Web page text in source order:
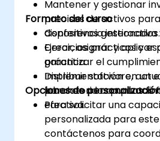
Mantener y gestionar
precisos de activos
dispositivos gestionados.
Crear, asignar y aplicar
garantizar el
Distribuir software,
parches a los puntos
efectiva.
Formato del curso
Conferencia interactiva
Ejercicios prácticos y
práctica.
Implementación en un
laboratorio con puntos
Opciones de
Para solicitar una
personalizada para
contáctenos para